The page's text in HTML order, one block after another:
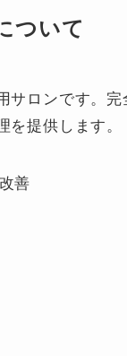
ついて
サロンです。
を提供します。